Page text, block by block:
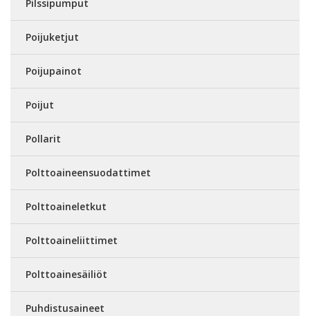
Pilssipumput
Poijuketjut
Poijupainot
Poijut
Pollarit
Polttoaineensuodattimet
Polttoaineletkut
Polttoaineliittimet
Polttoainesäiliöt
Puhdistusaineet